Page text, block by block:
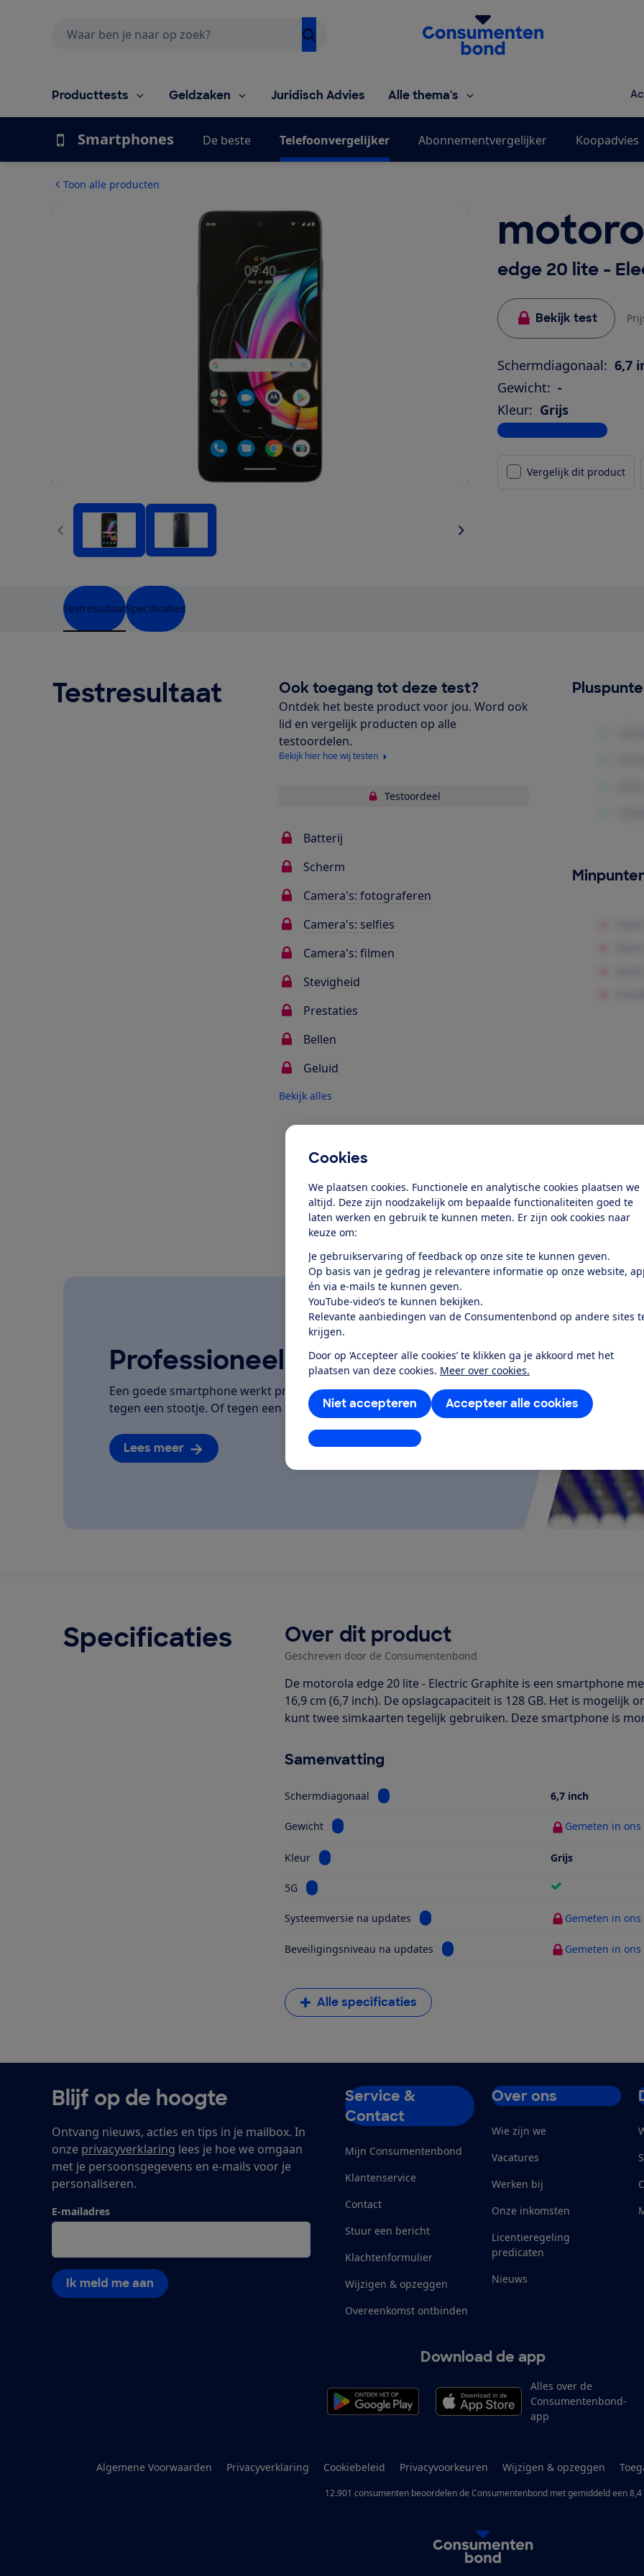
Cookies
We plaatsen cookies. Functionele en analytische cookies plaatsen we
altijd. Deze zijn noodzakelijk om bepaalde functionaliteiten goed te
laten werken en gebruik te kunnen meten. Er zijn ook cookies naar
keuze om:
Je gebruikservaring of feedback op onze site te kunnen geven.
Op basis van je gedrag je relevantere informatie op onze website,
én via e-mails te kunnen geven.
YouTube-video’s te kunnen bekijken.
Relevante aanbiedingen van de Consumentenbond op andere sites
krijgen.
Door op ‘Accepteer alle cookies’ te klikken ga je akkoord met het
plaatsen van deze cookies. Meer over cookies.
Accepteer alle cookies
Niet accepteren
Instellingen aanpassen
Homepage van de Consumentenbond
Producttests Geldzaken Juridisch Advies Alle thema's
Smartphones De beste Telefoonvergelijker Abonnementvergelijker Koopadvies
Toon alle producten
edge 20 lite -
Bekijk test
Schermdiagonaal: 6,7
Gewicht: -
Kleur: Grijs
Bekijk alle specificaties
Vergelijk dit product
TestresultaatSpecificaties
Testresultaat Ook toegang tot deze test?
Ontdek het beste product voor jou. Word ook
lid en vergelijk producten op alle
testoordelen.
Bekijk hier hoe wij testen
Testoordeel
Batterij
Scherm
Camera's: fotograferen
Camera's: selfies
Camera's: filmen
Stevigheid
Prestaties
Bellen
Geluid
Bekijk alles
Word lid
Al lid? Log in
Professioneel getest
Een goede smartphone werkt prettig, heeft een goede batterij, en kan
tegen een stootje. Of tegen een flinke regenbui...
Lees meer
Specificaties Over dit product
Geschreven door de Consumentenbond
De motorola edge 20 lite - Electric Graphite is een smartphone
16,9 cm (6,7 inch). De opslagcapaciteit is 128 GB. Het is mogelijk
kunt twee simkaarten tegelijk gebruiken. Deze smartphone is
Samenvatting
Schermdiagonaal Bekijk informatie voor Schermdiagonaal6,7 inch
Gewicht Bekijk informatie voor Gewicht Gemeten in
Kleur Bekijk informatie voor Kleur Grijs
5G Bekijk informatie voor 5G
Systeemversie na updates Bekijk informatie voor Systeemversie na
Gemeten in
Beveiligingsniveau na updates Bekijk informatie voor Gemeten in
Alle specificaties
Blijf op de hoogte
Ontvang nieuws, acties en tips in je mailbox. In
onze privacyverklaring lees je hoe we omgaan
met je persoonsgegevens en e-mails voor je
personaliseren.
E-mailadres
Ik meld me aan
Service &
Contact
Mijn Consumentenbond
Klantenservice
Contact
Stuur een bericht
Klachtenformulier
Wijzigen & opzeggen
Overeenkomst ontbinden
Over ons
Wie zijn we
Vacatures
Werken bij
Onze inkomsten
Licentieregeling
predicaten
Nieuws
Download de app
Alles over de
Consumentenbond-
app
Algemene Voorwaarden Privacyverklaring Cookiebeleid Privacyvoorkeuren Wijzigen & opzeggen
12.901 consumenten beoordelen de Consumentenbondmet gemiddeld een 8,4